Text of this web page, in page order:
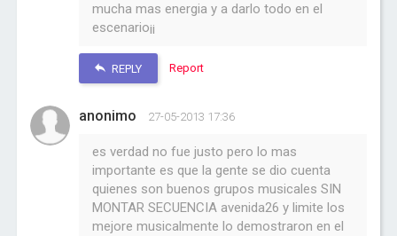
mucha mas energia y a darlo todo en el
escenario¡¡
REPLY Report
anonimo 27-05-2013 17:36
es verdad no fue justo pero lo mas
importante es que la gente se dio cuenta
quienes son buenos grupos musicales SIN
MONTAR SECUENCIA avenida26 y limite los
mejore musicalmente lo demostraron en el